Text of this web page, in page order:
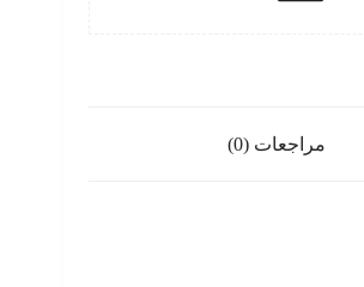
مراجعات (0)